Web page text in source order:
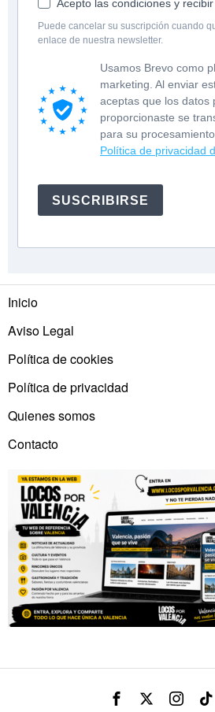
Acepto las condiciones y
Puede cancelar su suscripción cuando
enlace de nuestra newsletter.
Usamos Brevo como
marketing. Al enviar
aceptas que los datos
proporcionaste se
para su
Política de privacidad
SUSCRIBIRSE
Inicio
Aviso Legal
Política de cookies
Política de privacidad
Quienes somos
Contacto